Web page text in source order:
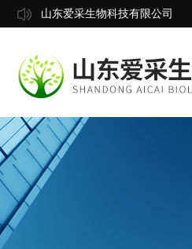
山东爱采生物科技有限公司